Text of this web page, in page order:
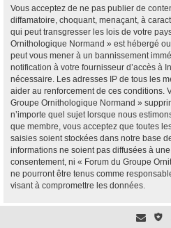
Vous acceptez de ne pas publier de
diffamatoire, choquant, menaçant, à
qui peut transgresser les lois de votre
Ornithologique Normand » est hébergé
peut vous mener à un bannissement
notification à votre fournisseur d’accès à
nécessaire. Les adresses IP de tous les
aider au renforcement de ces conditions.
Groupe Ornithologique Normand »
n’importe quel sujet lorsque nous
que membre, vous acceptez que toutes
saisies soient stockées dans notre base
informations ne soient pas diffusées à
consentement, ni « Forum du Groupe
ne pourront être tenus comme
visant à compromettre les données.